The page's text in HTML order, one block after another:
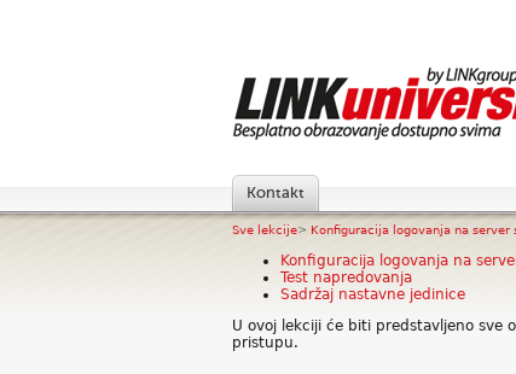
Kontakt
Sve lekcije> Konfiguracija logovanja na server
Konfiguracija logovanja na
Test napredovanja
Sadržaj nastavne jedinice
U ovoj lekciji će biti predstavljeno sve
pristupu.